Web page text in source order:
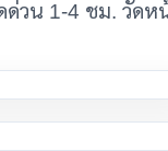
ด่วน 1-4 ชม. วัดห